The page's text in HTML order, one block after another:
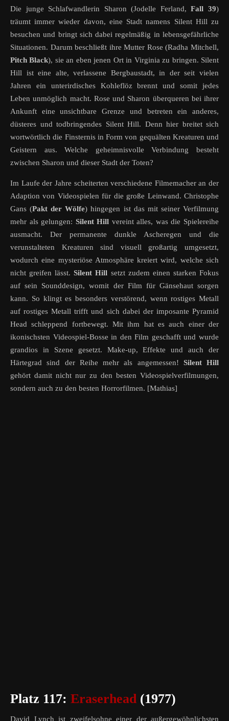
Die junge Schlafwandlerin Sharon (Jodelle Ferland,Fall 39)
träumt immer wieder davon, eine Stadt namens Silent Hill zu
besuchen und bringt sich dabei regelmäßig in lebensgefährliche
Situationen. Darum beschließt ihre Mutter Rose (Radha Mitchell,
Pitch Black), sie an eben jenen Ort in Virginia zu bringen. Silent
Hill ist eine alte, verlassene Bergbaustadt, in der seit vielen
Jahren ein unterirdisches Kohleflöz brennt und somit jedes
Leben unmöglich macht. Rose und Sharon überqueren bei ihrer
Ankunft eine unsichtbare Grenze und betreten ein anderes,
düsteres und todbringendes Silent Hill. Denn hier breitet sich
wortwörtlich die Finsternis in Form von gequälten Kreaturen und
Geistern aus. Welche geheimnisvolle Verbindung besteht
zwischen Sharon und dieser Stadt der Toten?
Im Laufe der Jahre scheiterten verschiedene Filmemacher an der
Adaption von Videospielen für die große Leinwand. Christophe
Gans (Pakt der Wölfe) hingegen ist das mit seiner Verfilmung
mehr als gelungen: Silent Hill vereint alles, was die Spielereihe
ausmacht. Der permanente dunkle Ascheregen und die
verunstalteten Kreaturen sind visuell großartig umgesetzt,
wodurch eine mysteriöse Atmosphäre kreiert wird, welche sich
nicht greifen lässt.Silent Hill setzt zudem einen starken Fokus
auf sein Sounddesign, womit der Film für Gänsehaut sorgen
kann. So klingt es besonders verstörend, wenn rostiges Metall
auf rostiges Metall trifft und sich dabei der imposante Pyramid
Head schleppend fortbewegt. Mit ihm hat es auch einer der
ikonischsten Videospiel-Bosse in den Film geschafft und wurde
grandios in Szene gesetzt. Make-up, Effekte und auch der
Härtegrad sind der Reihe mehr als angemessen! Silent Hill
gehört damit nicht nur zu den besten Videospielverfilmungen,
sondern auch zu den besten Horrorfilmen. [Mathias]
Platz 117: Eraserhead (1977)
David Lynch ist zweifelsohne einer der außergewöhnlichsten